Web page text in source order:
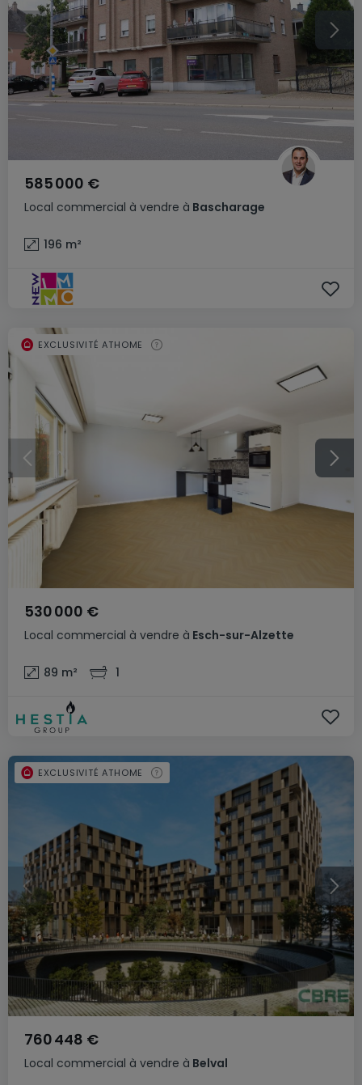
Local commercial à vendre à Bascharage
585 000 €
196 m²
Local commercial à vendre à Esch-sur-Alzette
530 000 €
89 m² 1
EXCLUSIVITÉ ATHOME
Local commercial à vendre à Belval
760 448 €
EXCLUSIVITÉ ATHOME